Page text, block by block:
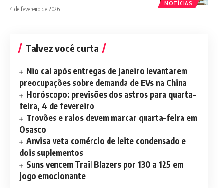
NOTÍCIAS
4 de fevereiro de 2026
Talvez você curta
Nio cai após entregas de janeiro levantarem
preocupações sobre demanda de EVs na China
Horóscopo: previsões dos astros para quarta-
feira, 4 de fevereiro
Trovões e raios devem marcar quarta-feira em
Osasco
Anvisa veta comércio de leite condensado e
dois suplementos
Suns vencem Trail Blazers por 130 a 125 em
jogo emocionante